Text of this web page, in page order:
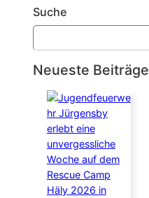
Suche
S
u
c
hNeueste Beiträge